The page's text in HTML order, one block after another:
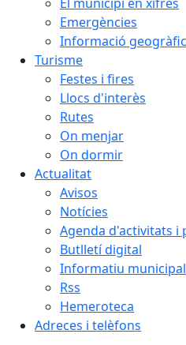
Emergències
Informació
Turisme
Festes i fires
Llocs d'interès
Rutes
On menjar
On dormir
Actualitat
Avisos
Notícies
Agenda d'activitats i
Butlletí digital
Informatiu municipal
Rss
Hemeroteca
Adreces i telèfons